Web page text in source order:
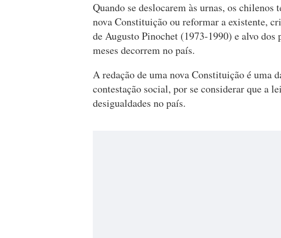
Quando se deslocarem às urnas, os chilenos
nova Constituição ou reformar a existente,
de Augusto Pinochet (1973-1990) e alvo dos
meses decorrem no país.
A redação de uma nova Constituição é uma
contestação social, por se considerar que a
desigualdades no país.